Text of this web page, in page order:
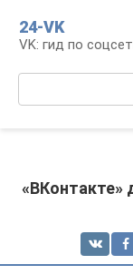
контенту
24-VK
VK: гид по
«ВКонтакте»